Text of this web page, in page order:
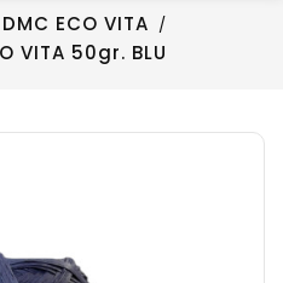
ECO VITA
VITA 50gr. BLU